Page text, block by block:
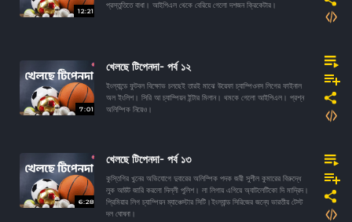
12:21
প্রস্তুতিতে বাধা। আইপিএল থেকে বেরিয়ে গেলো দশজন ক্রিকেটার।
7:01
খেলছে টিপেনদা- পর্ব ১২
ইংল্যান্ডে ফুটবল বিক্ষোভ চলছেই তারই মাঝে উয়েফা চ্যাম্পিওনস লিগের ফাইনাল
অল ইংলিশ। সিরি আ চ্যাম্পিয়ন ইন্টার মিলান। থমকে গেলো আইপিএল। প্রশ্ন
অলিম্পিক নিয়েও।
6:28
খেলছে টিপেনদা- পর্ব ১৩
কুস্তিগির খুনের অভিযোগে দুবারের অলিম্পিক পদক জয়ী সুশীল কুমারের বিরুদ্ধে
লুক আউট জারি করলো দিল্লী পুলিশ। লা লিগায় এগিয়ে অ্যাটলেটিকো দি মাদ্রিদ।
প্রিমিয়ার লিগ চ্যাম্পিয়ন ম্যাঞ্চেস্টার সিটি।ইংল্যান্ড সিরিজের জন্যে ভারতীয় টেস্ট
দল ঘোষনা।